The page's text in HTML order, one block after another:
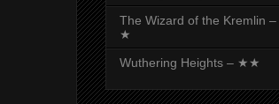
The Wizard of the Kremlin –
★
Wuthering Heights – ★★